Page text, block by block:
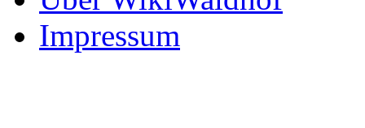
Impressum